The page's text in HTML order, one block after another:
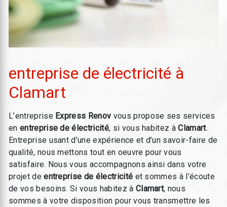
entreprise de électricité à
Clamart
L’entreprise Express Renov vous propose ses services
en entreprise de électricité, si vous habitez àClamart.
Entreprise usant d’une expérience et d’un savoir-faire de
qualité, nous mettons tout en oeuvre pour vous
satisfaire. Nous vous accompagnons ainsi dans votre
projet deentreprise de électricité et sommes à l’écoute
de vos besoins. Si vous habitez à Clamart, nous
sommes à votre disposition pour vous transmettre les